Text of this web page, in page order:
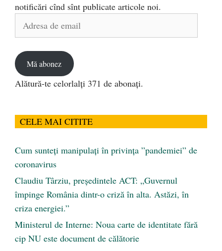
notificări cînd sînt publicate articole noi.
Adresa
Mă abonez
Alătură-te celorlalți 371 de abonați.
CELE MAI CITITE
Cum sunteți manipulați în privința ”pandemiei” de
coronavirus
Claudiu Târziu, președintele ACT: „Guvernul
împinge România dintr-o criză în alta. Astăzi, în
criza energiei.”
Ministerul de Interne: Noua carte de identitate fără
cip NU este document de călătorie